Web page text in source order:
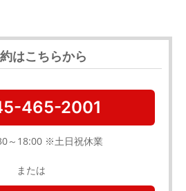
はこちらから
465-2001
～18:00 ※土日祝休業
または